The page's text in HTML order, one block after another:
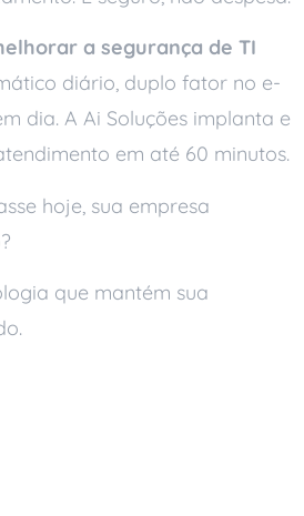
a segurança de TI
diário, duplo fator no e-
dia. A Ai Soluções implanta e
em até 60 minutos.
hoje, sua empresa
que mantém sua